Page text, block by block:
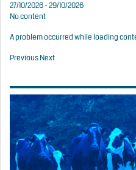
27/10/2026 - 29/10/2026
No content
A problem occurred while loading
PreviousNext